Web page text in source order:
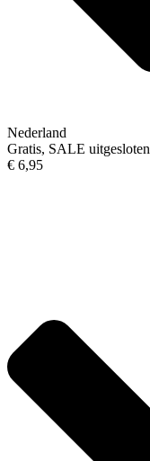
Nederland
Gratis, SALE uitgesloten
€ 6,95